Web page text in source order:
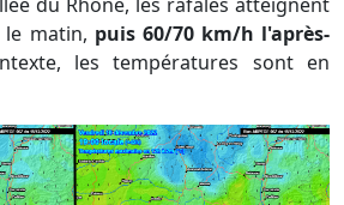
matin, puis 60/70 km/h l'après-
les températures sont en